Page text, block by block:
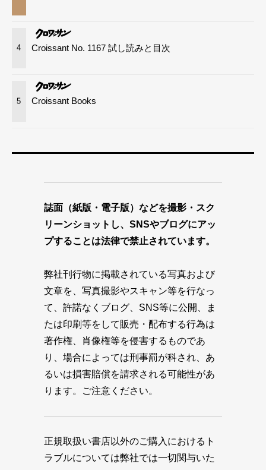
4 Croissant No. 1167 試し読みと目次
5 Croissant Books
誌面（紙版・電子版）などを撮影・スク
リーンショットし、SNSやブログにアッ
プすることは法律で禁止されています。
弊社刊行物に掲載されている写真および
文章を、写真撮影やスキャン等を行なっ
て、許諾なくブログ、SNS等に公開、ま
たは印刷等をして販売・配布する行為は
著作権、肖像権等を侵害するものであ
り、場合によっては刑事罰が科され、あ
るいは損害賠償を請求される可能性があ
ります。ご注意ください。
正規取扱い書店以外のご購入におけるト
ラブルについては弊社では一切関与いた